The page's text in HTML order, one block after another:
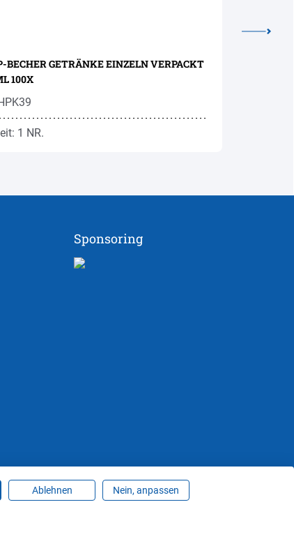
BECHER GETRÄNKE EINZELN VERPACKT
100X
1 NR.
Sponsoring
ändern
Ablehnen Nein, anpassen